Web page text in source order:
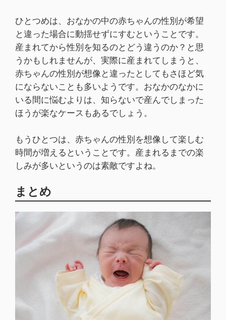
ひとつめは、おなかの中の赤ちゃんの性別が希望
と違った場合に動揺せずにすむということです。
産まれてから性別を知るのとどう違うのか？と思
うかもしれませんが、実際に産まれてしまうと、
赤ちゃんの性別が想像と違ったとしてもさほど気
にならないことも多いようです。おなかのなかに
いる間に悩むよりは、知らないで産んでしまった
ほうが楽なケースもあるでしょう。
もうひとつは、赤ちゃんの性別を想像して楽しむ
時間が増えるということです。産まれるまでの楽
しみが多いというのは素敵ですよね。
まとめ